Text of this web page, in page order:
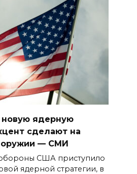
ядерную
сделают на
оружии — СМИ
США приступило
ядерной стратегии, в